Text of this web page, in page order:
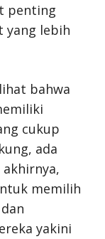
penting
yang lebih
bahwa
cukup
ada
memilih
yakini